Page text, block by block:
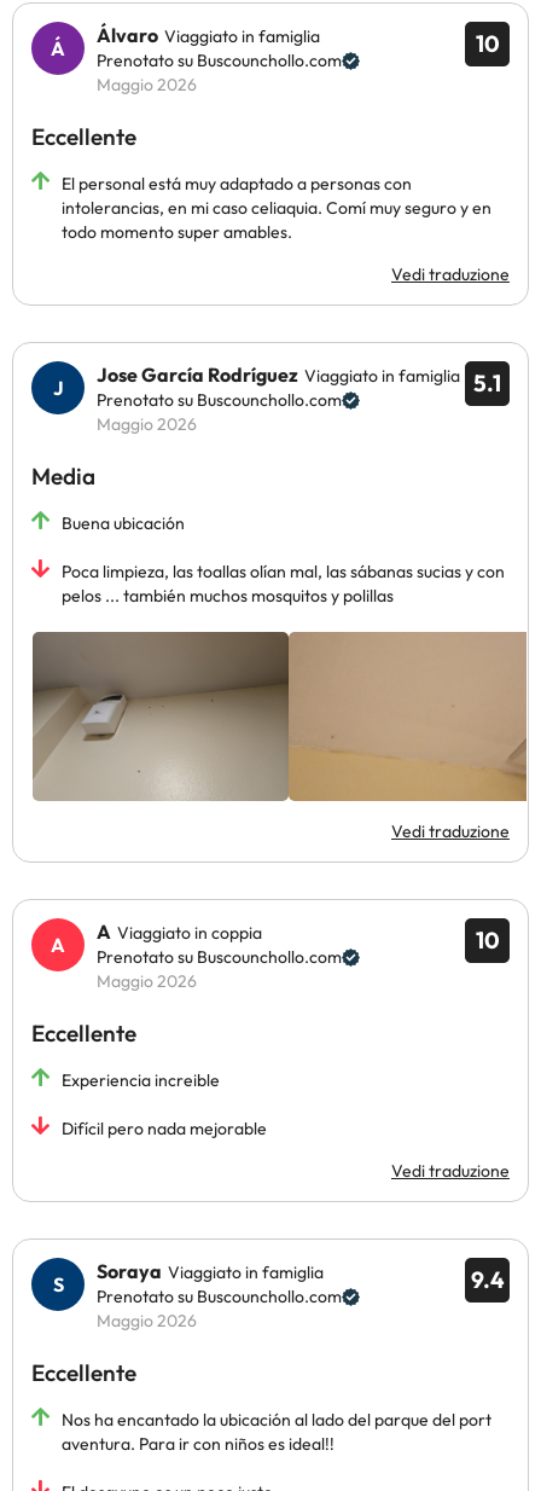
10
Álvaro Viaggiato in famiglia
Prenotato su Buscounchollo.com
Maggio 2026
Eccellente
El personal está muy adaptado a personas con
intolerancias, en mi caso celiaquia. Comí muy seguro y en
todo momento super amables.
Vedi traduzione
5.1
Jose García Rodríguez Viaggiato in famiglia
Prenotato su Buscounchollo.com
Maggio 2026
Media
Buena ubicación
Poca limpieza, las toallas olían mal, las sábanas sucias y con
pelos ... también muchos mosquitos y polillas
Vedi traduzione
10
A Viaggiato in coppia
Prenotato su Buscounchollo.com
Maggio 2026
Eccellente
Experiencia increible
Difícil pero nada mejorable
Vedi traduzione
9.4
Soraya Viaggiato in famiglia
Prenotato su Buscounchollo.com
Maggio 2026
Eccellente
Nos ha encantado la ubicación al lado del parque del port
aventura. Para ir con niños es ideal!!